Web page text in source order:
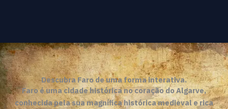
Descubra Faro de uma forma interativa.
Faro é uma cidade histórica no coração do Algarve,
conhecida pela sua magnífica histórica medieval e rica